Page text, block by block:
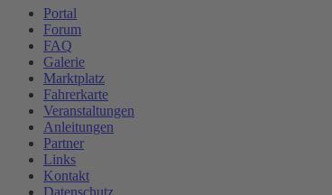
Portal
Forum
FAQ
Galerie
Marktplatz
Fahrerkarte
Veranstaltungen
Anleitungen
Partner
Links
Kontakt
Datenschutz